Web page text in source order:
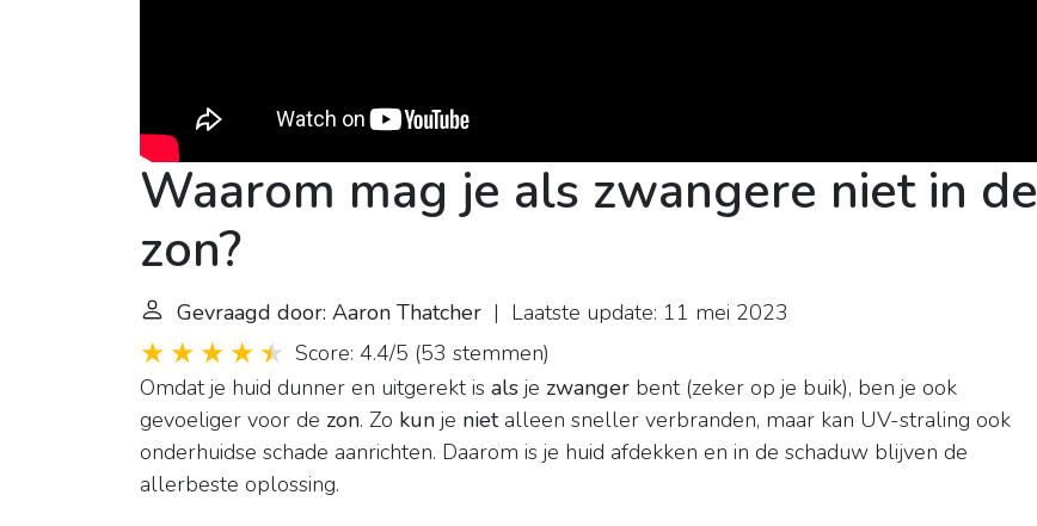
Waarom mag je als zwangere niet in de
zon?
Gevraagd door: Aaron Thatcher | Laatste update: 11 mei 2023
Score: 4.4/5 (53 stemmen)
Omdat je huid dunner en uitgerekt is als je zwanger bent (zeker op je buik), ben je ook
gevoeliger voor de zon. Zo kun je nietalleen sneller verbranden, maar kan UV-straling ook
onderhuidse schade aanrichten. Daarom is je huid afdekken en in de schaduw blijven de
allerbeste oplossing.